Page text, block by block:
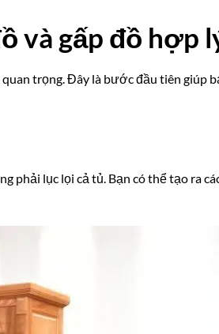
và gấp đồ hợp
trọng. Đây là bước đầu tiên giúp
phải lục lọi cả tủ. Bạn có thể tạo ra